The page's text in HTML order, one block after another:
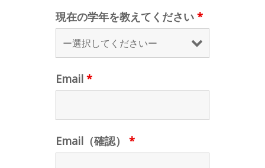
現在の学年を教えてください *
Email *
Email（確認） *